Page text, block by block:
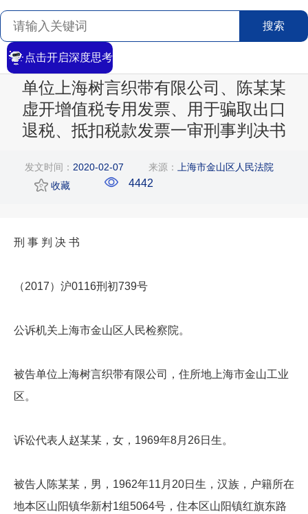
搜索
点击开启深度思考
首页 > 搜索 > 文章详情
单位上海树言织带有限公司、陈某某
虚开增值税专用发票、用于骗取出口
退税、抵扣税款发票一审刑事判决书
发文时间： 2020-02-07 来源：
上海市金山区人民法院
收藏
4442
刑 事 判 决 书
（2017）沪0116刑初739号
公诉机关上海市金山区人民检察院。
被告单位上海树言织带有限公司，住所地上海市金山工业
区。
诉讼代表人赵某某，女，1969年8月26日生。
被告人陈某某，男，1962年11月20日生，汉族，户籍所在
地本区山阳镇华新村1组5064号，住本区山阳镇红旗东路